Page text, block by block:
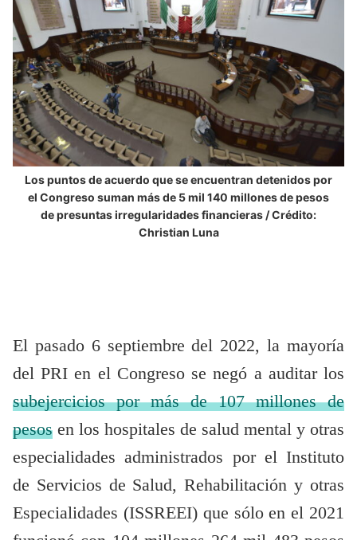
Los puntos de acuerdo que se encuentran detenidos por
el Congreso suman más de 5 mil 140 millones de pesos
de presuntas irregularidades financieras / Crédito:
Christian Luna
El pasado 6 septiembre del 2022, la mayoría
del PRI en el Congreso se negó a auditar los
subejercicios por más de 107 millones de
pesos en los hospitales de salud mental y otras
especialidades administrados por el Instituto
de Servicios de Salud, Rehabilitación y otras
Especialidades (ISSREEI) que sólo en el 2021